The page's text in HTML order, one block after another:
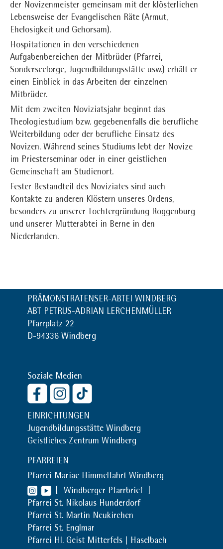
der Novizenmeister gemeinsam mit der klösterlichen
Lebensweise der Evangelischen Räte (Armut,
Ehelosigkeit und Gehorsam).
Hospitationen in den verschiedenen
Aufgabenbereichen der Mitbrüder (Pfarrei,
Sonderseelorge, Jugendbildungsstätte usw.) erhält er
einen Einblick in das Arbeiten der einzelnen
Mitbrüder.
Mit dem zweiten Noviziatsjahr beginnt das
Theologiestudium bzw. gegebenenfalls die berufliche
Weiterbildung oder der berufliche Einsatz des
Novizen. Während seines Studiums lebt der Novize
im Priesterseminar oder in einer geistlichen
Gemeinschaft am Studienort.
Fester Bestandteil des Noviziates sind auch
Kontakte zu anderen Klöstern unseres Ordens,
besonders zu unserer Tochtergründung Roggenburg
und unserer Mutterabtei in Berne in den
Niederlanden.
PRÄMONSTRATENSER-ABTEI WINDBERG
ABT PETRUS-ADRIAN LERCHENMÜLLER
Pfarrplatz 22
D-94336 Windberg
Soziale Medien
EINRICHTUNGEN
Jugendbildungsstätte Windberg
Geistliches Zentrum Windberg
PFARREIEN
Pfarrei Mariae Himmelfahrt Windberg
Windberger Pfarrbrief
Pfarrei St. Nikolaus Hunderdorf
Pfarrei St. Martin Neukirchen
Pfarrei St. Englmar
Pfarrei Hl. Geist Mitterfels | Haselbach